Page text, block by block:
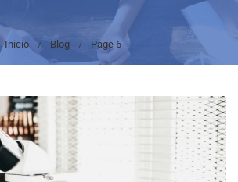
Inicio Blog Page 6